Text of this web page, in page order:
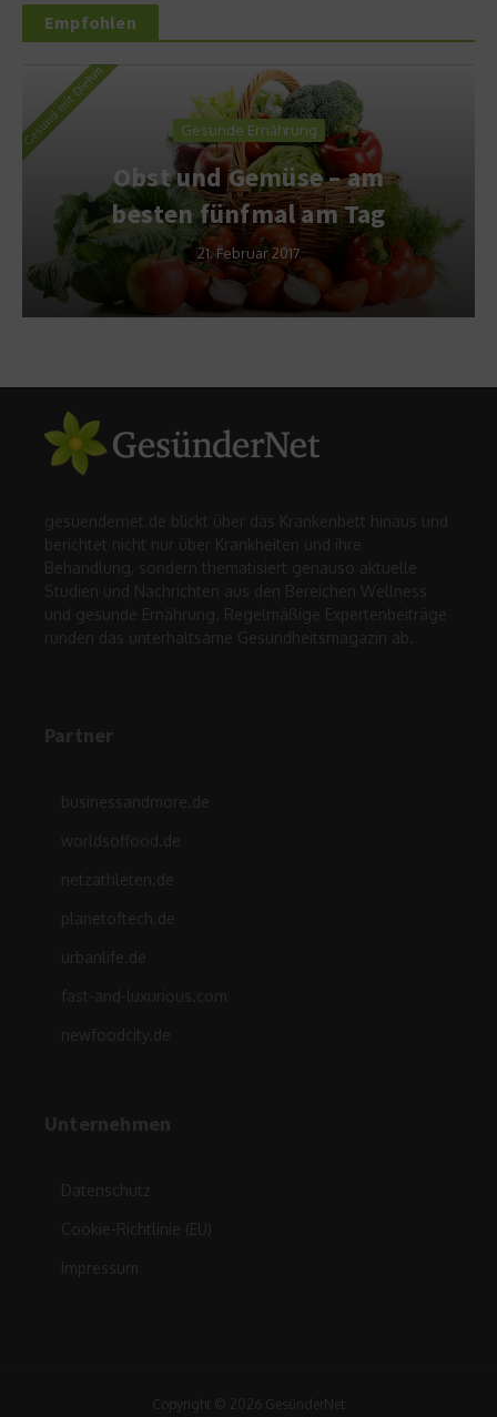
Empfohlen
Gesunde Ernährung
Obst und Gemüse – am
besten fünfmal am Tag
21. Februar 2017
gesuendernet.de blickt über das Krankenbett hinaus und
berichtet nicht nur über Krankheiten und ihre
Behandlung, sondern thematisiert genauso aktuelle
Studien und Nachrichten aus den Bereichen Wellness
und gesunde Ernährung. Regelmäßige Expertenbeiträge
runden das unterhaltsame Gesundheitsmagazin ab.
Partner
businessandmore.de
worldsoffood.de
netzathleten.de
planetoftech.de
urbanlife.de
fast-and-luxurious.com
newfoodcity.de
Unternehmen
Datenschutz
Cookie-Richtlinie (EU)
Impressum
Copyright © 2026 GesünderNet